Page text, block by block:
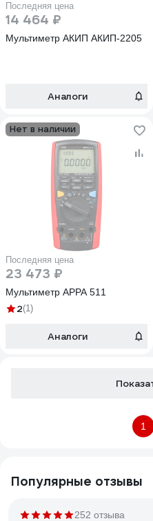
Последняя цена
14 464 ₽
Мультиметр АКИП АКИП-2205
Аналоги
Нет в наличии
Последняя цена
23 473 ₽
Мультиметр APPA 511
2(1)
Аналоги
1
Популярные отзывы
252 отзыва